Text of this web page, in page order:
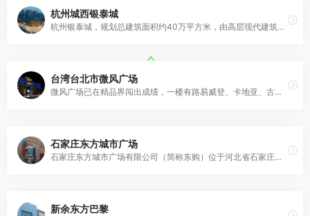
杭州城西银泰城
杭州银泰城，规划总建筑面积约40万平方米，由高层现代建筑以及低层商业建筑、广场、空中休闲公园等建筑形态组成，是中国银泰旗下继北京银泰中心之后最重要的城市综合体项目之一。
台湾台北市微风广场
微风广场已在精品界闯出成绩，一楼有路易威登、卡地亚、古驰、乔治贾森、宝格丽、PRADA、肖邦等20多个国际名品。位在忠孝敦化商圈的微风忠孝馆，三年多前开幕，目前每年业绩约6亿元。
石家庄东方城市广场
石家庄东方城市广场有限公司（简称东购）位于河北省石家庄商业黄金地段，营业面积约 4. 5 万平方米 ，资产总额近 6 亿人民币，是河北省规模最大的（单体店）商业企业之一，是一家集购物、餐饮、娱乐、休闲为一体的大型综合性购物中心。
新余东方巴黎